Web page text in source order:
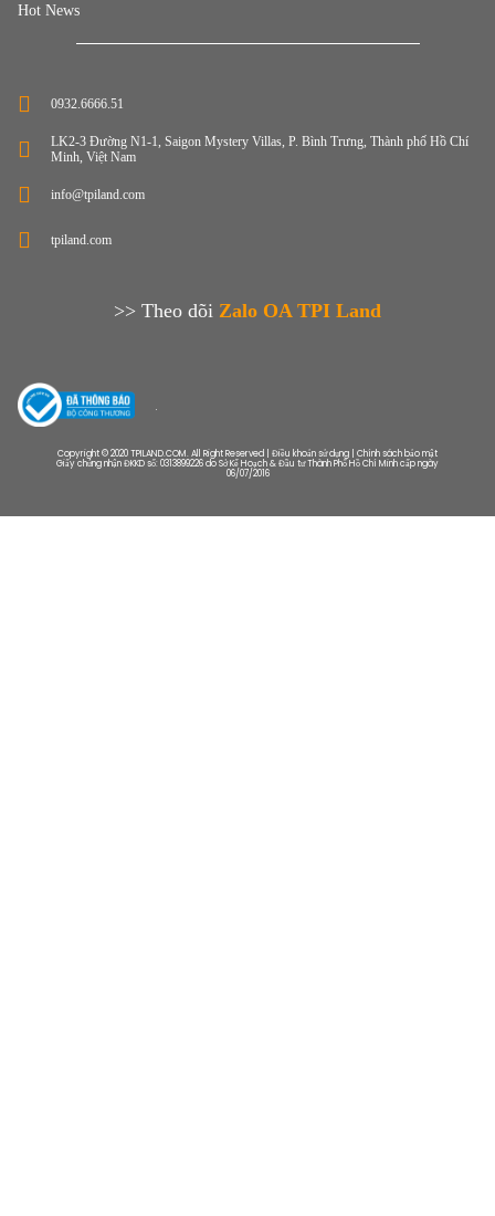
Hot News
0932.6666.51
LK2-3 Đường N1-1, Saigon Mystery Villas, P. Bình Trưng, Thành phố Hồ Chí
Minh, Việt Nam
info@tpiland.com
tpiland.com
>> Theo dõi Zalo OA TPI Land
Copyright © 2020 TPILAND.COM. All Right Reserved | Điều khoản sử dụng | Chính sách bảo mật
Giấy chứng nhận ĐKKD số: 0313899226 do Sở Kế Hoạch & Đầu tư Thành Phố Hồ Chí Minh cấp ngày
06/07/2016